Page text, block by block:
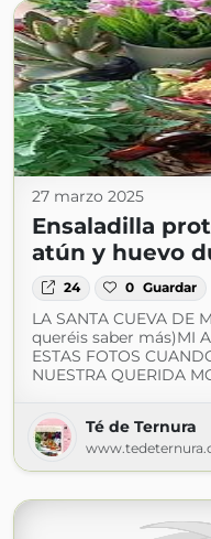
27 marzo 2025
Ensaladilla
atún y huevo
24 0 Guardar
LA SANTA CUEVA DE
queréis saber más)MI
ESTAS FOTOS
NUESTRA QUERIDA
Té de Ternura